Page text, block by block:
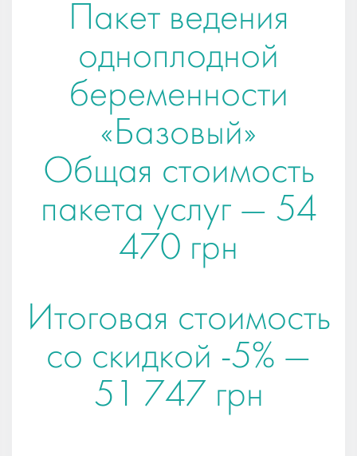
Пакет ведения
одноплодной
беременности
«Базовый»
Общая стоимость
пакета услуг — 54
470 грн
Итоговая стоимость
со скидкой -5% —
51 747 грн